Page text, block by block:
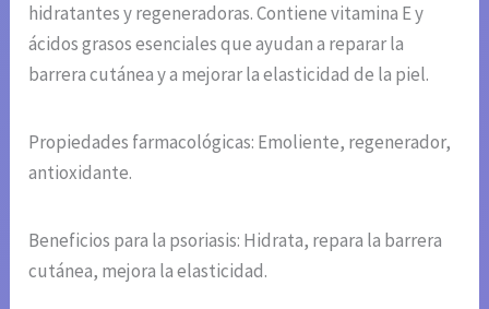
hidratantes y regeneradoras. Contiene vitamina E y
ácidos grasos esenciales que ayudan a reparar la
barrera cutánea y a mejorar la elasticidad de la piel.
Propiedades farmacológicas: Emoliente, regenerador,
antioxidante.
Beneficios para la psoriasis: Hidrata, repara la barrera
cutánea, mejora la elasticidad.